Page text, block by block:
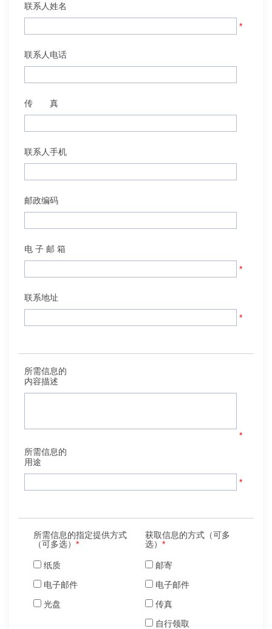
联系人姓名
*
联系人电话
传 真
联系人手机
邮政编码
电 子 邮 箱
*
联系地址
*
所需信息的
内容描述
*
所需信息的
用途
*
所需信息的指定提供方式
（可多选） *
纸质
电子邮件
光盘
获取信息的方式（可多
选） *
邮寄
电子邮件
传真
自行领取